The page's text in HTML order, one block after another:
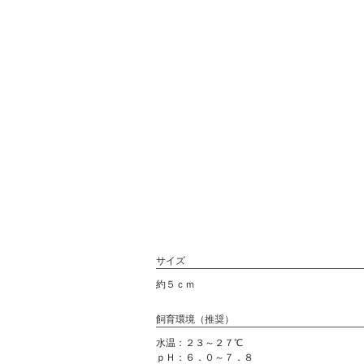
サイズ
約５ｃｍ
飼育環境（推奨）
水温：２３～２７℃
ｐＨ：６．０～７．８